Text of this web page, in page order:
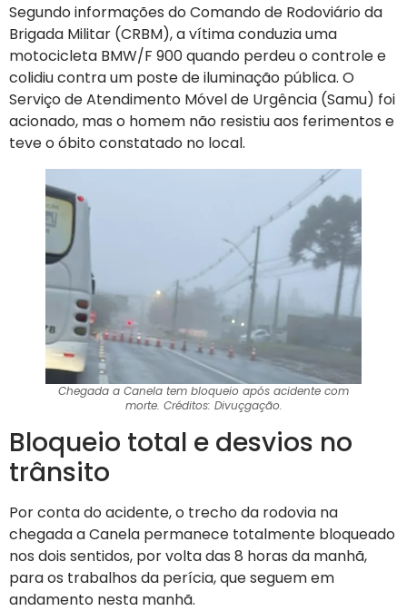
Segundo informações do Comando de Rodoviário da
Brigada Militar (CRBM), a vítima conduzia uma
motocicleta BMW/F 900 quando perdeu o controle e
colidiu contra um poste de iluminação pública. O
Serviço de Atendimento Móvel de Urgência (Samu) foi
acionado, mas o homem não resistiu aos ferimentos e
teve o óbito constatado no local.
Chegada a Canela tem bloqueio após acidente com
morte. Créditos: Divuçgação.
Bloqueio total e desvios no
trânsito
Por conta do acidente, o trecho da rodovia na
chegada a Canela permanece totalmente bloqueado
nos dois sentidos, por volta das 8 horas da manhã,
para os trabalhos da perícia, que seguem em
andamento nesta manhã.